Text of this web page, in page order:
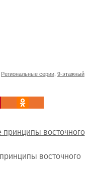
Региональные серии 9-этажный
восточного